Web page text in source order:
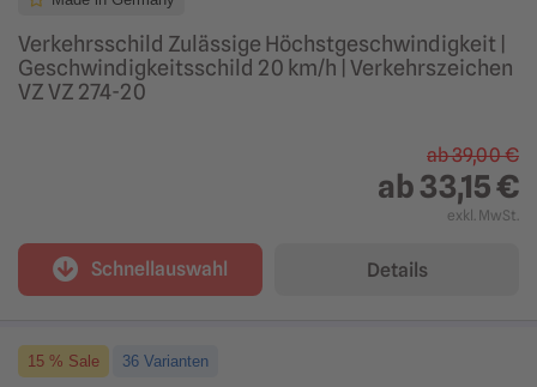
Verkehrsschild Zulässige Höchstgeschwindigkeit |
Geschwindigkeitsschild 20 km/h | Verkehrszeichen
VZ VZ 274-20
ab39,00 €
ab33,15 €
exkl. MwSt.
Schnellauswahl Details
15 % Sale 36 Varianten